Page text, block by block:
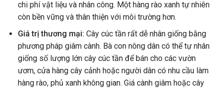
chi phí vật liệu và nhân công. Một hàng rào xanh tự nhiên
còn bền vững và thân thiện với môi trường hơn.
Giá trị thương mại: Cây cúc tần rất dễ nhân giống bằng
phương pháp giâm cành. Bà con nông dân có thể tự nhân
giống số lượng lớn cây cúc tần để bán cho các vườn
ươm, cửa hàng cây cảnh hoặc người dân có nhu cầu làm
hàng rào, phủ xanh không gian. Giá cành giâm hoặc cây